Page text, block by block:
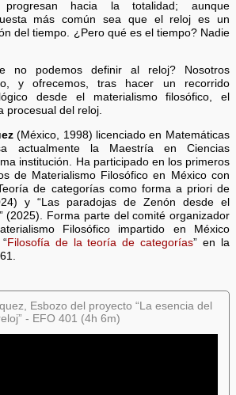
hacia la totalidad; aunque
más común sea que el reloj es un
del tiempo. ¿Pero qué es el tiempo? Nadie
no podemos definir al reloj? Nosotros
y ofrecemos, tras hacer un recorrido
desde el materialismo filosófico, el
procesual del reloj.
(México, 1998) licenciado en Matemáticas
actualmente la Maestría en Ciencias
institución. Ha participado en los primeros
de Materialismo Filosófico en México con
de categorías como forma a priori de
y “Las paradojas de Zenón desde el
(2025). Forma parte del comité organizador
Filosófico impartido en México
Filosofía de la teoría de categorías” en la
Esbozo del proyecto “La esencia del
- EFO 401 (4h 6m)